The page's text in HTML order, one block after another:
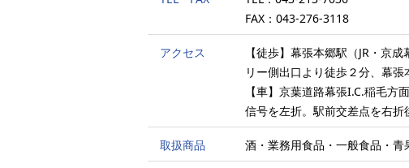
FAX：043-276-3118
アクセス
【徒歩】幕張本郷駅（JR・京
リー側出口より徒歩２分、幕張
【車】京葉道路幕張I.C.稲毛方
信号を左折。駅前交差点を右折
取扱商品 酒・業務用食品・一般食品・青